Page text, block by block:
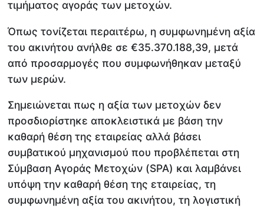
τιμήματος αγοράς των μετοχών.
Όπως τονίζεται περαιτέρω, η συμφωνημένη αξία
του ακινήτου ανήλθε σε €35.370.188,39, μετά
από προσαρμογές που συμφωνήθηκαν μεταξύ
των μερών.
Σημειώνεται πως η αξία των μετοχών δεν
προσδιορίστηκε αποκλειστικά με βάση την
καθαρή θέση της εταιρείας αλλά βάσει
συμβατικού μηχανισμού που προβλέπεται στη
Σύμβαση Αγοράς Μετοχών (SPA) και λαμβάνει
υπόψη την καθαρή θέση της εταιρείας, τη
συμφωνημένη αξία του ακινήτου, τη λογιστική